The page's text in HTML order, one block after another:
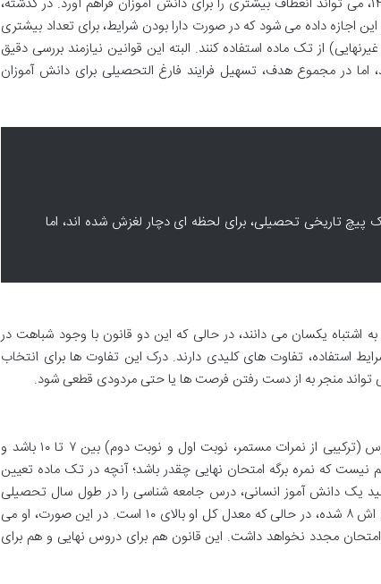
اجازه داده می شود که در صورت دارا بودن شرایط، برای تعداد بیشتری
از تک ماده استفاده کنند. البته این قوانین نیازمند بررسی دقیق
در مجموع هدف، تسهیل فرایند فارغ التحصیلی برای دانش آموزان
تاریخی تحصیلی، برای لحظه ای دچار لغزش شده اند، اما
اشتباه یکسان می دانند، در حالی که این دو قانون با وجود شباهت در
استفاده، تفاوت های کلیدی دارند. درک این تفاوت ها برای انتخاب
تواند منجر به از دست رفتن فرصت ها یا حتی مردودی قطعی شود.
یک درس (ترکیبی از نمرات مستمر، نوبت اول و نوبت دوم) بین ۷ تا ۱۰ باشد و
نمره قبولی ۱۰ را کسب کند. مهم نیست که نمره برگه امتحان نهایی چقدر باشد؛ آنچه در تک ماده تعیین
یک دانش آموز انسانی، درس جامعه شناسی را در طول سال تحصیلی
خوب خوانده، اما در امتحان نهایی کمی افت کرده و نمره نهایی اش ۸ شده، در حالی که معدل کل او بالای ۱۰ است. در این صورت، او می
امتحان مجدد نخواهد داشت. این قانون هم برای دروس نهایی و هم برای